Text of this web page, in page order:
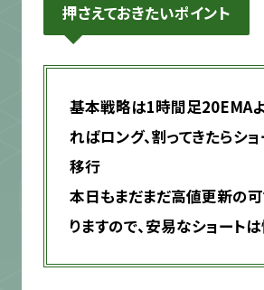
押さえておきたいポイント
基本戦略は1時間足20EMA
ればロング、割ってきたらシ
移行
本日もまだまだ高値更新の
りますので、安易なショートは